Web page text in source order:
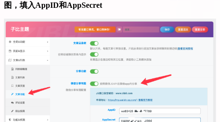
图，填入AppID和AppSecret